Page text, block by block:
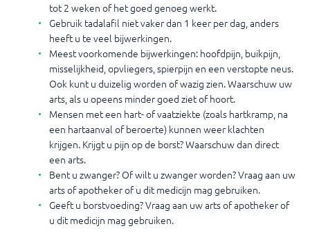
tot 2 weken of het goed genoeg werkt.
Gebruik tadalafil niet vaker dan 1 keer per dag, anders
heeft u te veel bijwerkingen.
Meest voorkomende bijwerkingen: hoofdpijn, buikpijn,
misselijkheid, opvliegers, spierpijn en een verstopte neus.
Ook kunt u duizelig worden of wazig zien. Waarschuw uw
arts, als u opeens minder goed ziet of hoort.
Mensen met een hart- of vaatziekte (zoals hartkramp, na
een hartaanval of beroerte) kunnen weer klachten
krijgen. Krijgt u pijn op de borst? Waarschuw dan direct
een arts.
Bent u zwanger? Of wilt u zwanger worden? Vraag aan uw
arts of apotheker of u dit medicijn mag gebruiken.
Geeft u borstvoeding? Vraag aan uw arts of apotheker of
u dit medicijn mag gebruiken.